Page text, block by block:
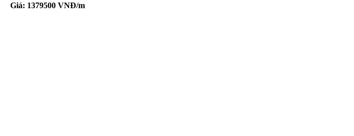
Giá: 1379500 VNĐ/m